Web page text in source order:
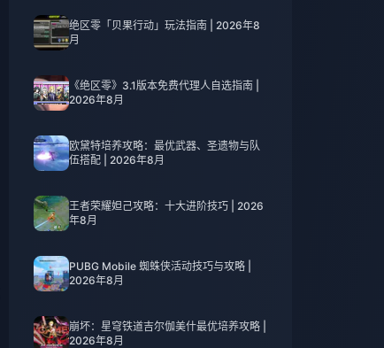
绝区零「贝果行动」玩法指南 | 2026年8
月
《绝区零》3.1版本免费代理人自选指南 |
2026年8月
欧黛特培养攻略：最优武器、圣遗物与队
伍搭配 | 2026年8月
王者荣耀妲己攻略：十大进阶技巧 | 2026
年8月
PUBG Mobile 蜘蛛侠活动技巧与攻略 |
2026年8月
崩坏：星穹铁道吉尔伽美什最优培养攻略 |
2026年8月